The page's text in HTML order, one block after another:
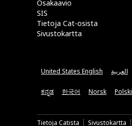
Osakaavio
SIS
Tietoja Cat-osista
Sivustokartta
United States English العربية
ಕನ್ನಡ 한국어 Norsk Polski
Tietoja Catista Sivustokartta